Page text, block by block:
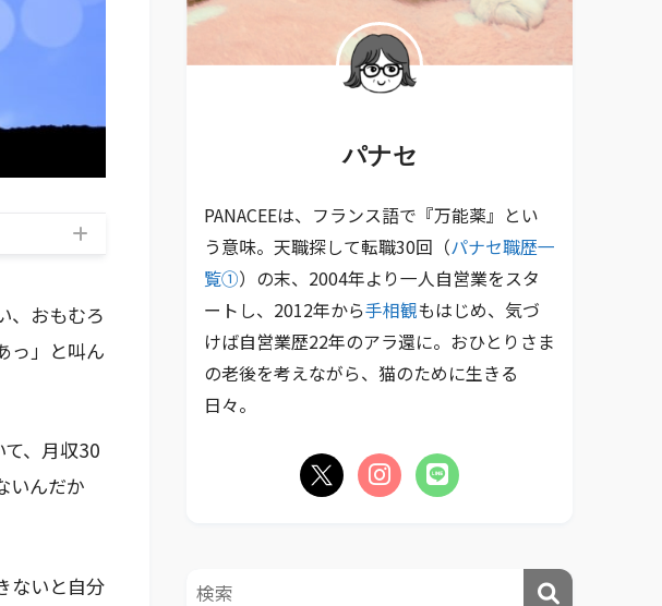
、おもむろ
っ」と叫ん
、月収30
いんだか
ないと自分
パナセ
PANACEEは、フランス語で『万能薬』とい
う意味。天職探して転職30回（パナセ職歴一
覧①）の末、2004年より一人自営業をスタ
ートし、2012年から手相観もはじめ、気づ
けば自営業歴22年のアラ還に。おひとりさま
の老後を考えながら、猫のために生きる
日々。